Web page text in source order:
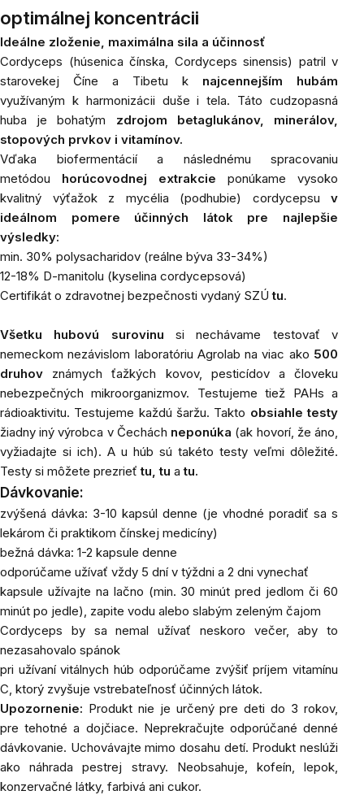
optimálnej koncentrácii
Ideálne zloženie, maximálna sila a účinnosť
Cordyceps (húsenica čínska, Cordyceps sinensis) patril v
starovekej Číne a Tibetu k najcennejším hubám
využívaným k harmonizácii duše i tela. Táto cudzopasná
huba je bohatým zdrojom betaglukánov, minerálov,
stopových prvkov i vitamínov.
Vďaka biofermentácií a následnému spracovaniu
metódou horúcovodnej extrakcie ponúkame vysoko
kvalitný výťažok z mycélia (podhubie) cordycepsu v
ideálnom pomere účinných látok pre najlepšie
výsledky:
min. 30% polysacharidov (reálne býva 33-34%)
12-18% D-manitolu (kyselina cordycepsová)
Certifikát o zdravotnej bezpečnosti vydaný SZÚtu.
Všetku hubovú surovinu
si nechávame testovať v
nemeckom nezávislom laboratóriu Agrolab na viac ako 500
druhov
známych ťažkých kovov, pesticídov a človeku
nebezpečných mikroorganizmov. Testujeme tiež PAHs a
rádioaktivitu. Testujeme každú šaržu. Takto obsiahle testy
žiadny iný výrobca v Čechách neponúka (ak hovorí, že áno,
vyžiadajte si ich). A u húb sú takéto testy veľmi dôležité.
Testy si môžete prezrieť tu,tu a tu.
Dávkovanie:
zvýšená dávka: 3-10 kapsúl denne (je vhodné poradiť sa s
lekárom či praktikom čínskej medicíny)
bežná dávka: 1-2 kapsule denne
odporúčame užívať vždy 5 dní v týždni a 2 dni vynechať
kapsule užívajte na lačno (min. 30 minút pred jedlom či 60
minút po jedle), zapite vodu alebo slabým zeleným čajom
Cordyceps by sa nemal užívať neskoro večer, aby to
nezasahovalo spánok
pri užívaní vitálnych húb odporúčame zvýšiť príjem vitamínu
C, ktorý zvyšuje vstrebateľnosť účinných látok.
Upozornenie: Produkt nie je určený pre deti do 3 rokov,
pre tehotné a dojčiace. Neprekračujte odporúčané denné
dávkovanie. Uchovávajte mimo dosahu detí. Produkt neslúži
ako náhrada pestrej stravy. Neobsahuje, kofeín, lepok,
konzervačné látky, farbivá ani cukor.